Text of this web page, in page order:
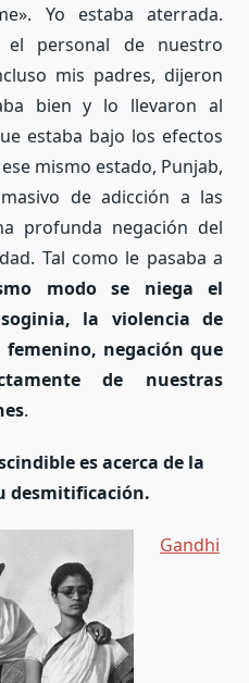
Yo estaba aterrada.
el personal de nuestro
mis padres, dijeron
bien y lo llevaron al
estaba bajo los efectos
mismo estado, Punjab,
de adicción a las
profunda negación del
Tal como le pasaba a
modo se niega el
la violencia de
negación que
de nuestras
.
es acerca de la
desmitificación.
Gandhi